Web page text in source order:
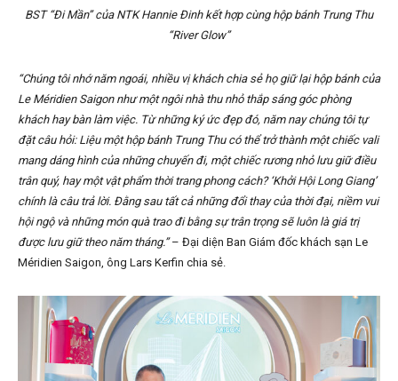
BST “Đi Mần” của NTK Hannie Đinh kết hợp cùng hộp bánh Trung Thu
“River Glow”
“Chúng tôi nhớ năm ngoái, nhiều vị khách chia sẻ họ giữ lại hộp bánh của
Le Méridien Saigon như một ngôi nhà thu nhỏ thắp sáng góc phòng
khách hay bàn làm việc. Từ những ký ức đẹp đó, năm nay chúng tôi tự
đặt câu hỏi: Liệu một hộp bánh Trung Thu có thể trở thành một chiếc vali
mang dáng hình của những chuyến đi, một chiếc rương nhỏ lưu giữ điều
trân quý, hay một vật phẩm thời trang phong cách? ‘Khởi Hội Long Giang’
chính là câu trả lời. Đằng sau tất cả những đổi thay của thời đại, niềm vui
hội ngộ và những món quà trao đi bằng sự trân trọng sẽ luôn là giá trị
được lưu giữ theo năm tháng.”– Đại diện Ban Giám đốc khách sạn Le
Méridien Saigon, ông Lars Kerfin chia sẻ.